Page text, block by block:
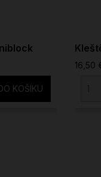
KOŠÍKU
16,50